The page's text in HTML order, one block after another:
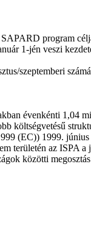
program
1-jén veszi
szeptemberi
évenkénti 1,04
költségvetésű
(EC)) 1999.
területén az ISPA
közötti